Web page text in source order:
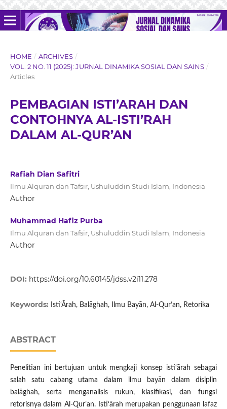
HOME / ARCHIVES /
VOL. 2 NO. 11 (2025): JURNAL DINAMIKA SOSIAL DAN SAINS /
Articles
PEMBAGIAN ISTI’ARAH DAN
CONTOHNYA AL-ISTI’RAH
DALAM AL-QUR’AN
Rafiah Dian Safitri
Ilmu Alquran dan Tafsir, Ushuluddin Studi Islam, Indonesia
Author
Muhammad Hafiz Purba
Ilmu Alquran dan Tafsir, Ushuluddin Studi Islam, Indonesia
Author
DOI: https://doi.org/10.60145/jdss.v2i11.278
Keywords: Isti‘Ārah, Balāghah, Ilmu Bayān, Al-Qur’an, Retorika
ABSTRACT
Penelitian ini bertujuan untuk mengkaji konsep isti‘ārah sebagai
salah satu cabang utama dalam ilmu bayān dalam disiplin
balāghah, serta menganalisis rukun, klasifikasi, dan fungsi
retorisnya dalam Al-Qur’an. Isti‘ārah merupakan penggunaan lafaz